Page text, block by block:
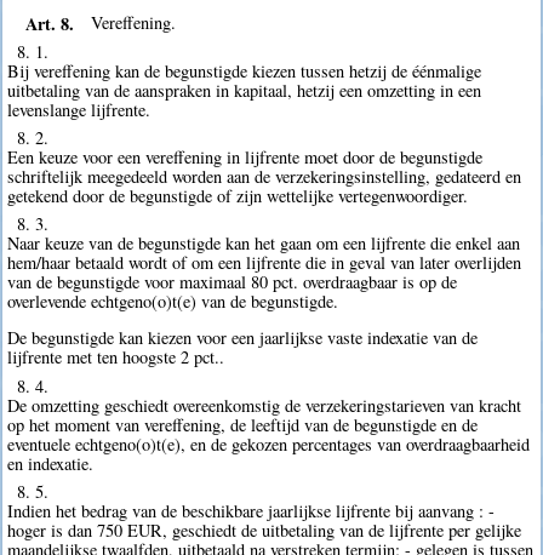
Art. 8.
Vereffening.
8. 1.
Bij vereffening kan de begunstigde kiezen tussen hetzij de éénmalige
uitbetaling van de aanspraken in kapitaal, hetzij een omzetting in een
levenslange lijfrente.
8. 2.
Een keuze voor een vereffening in lijfrente moet door de begunstigde
schriftelijk meegedeeld worden aan de verzekeringsinstelling, gedateerd en
getekend door de begunstigde of zijn wettelijke vertegenwoordiger.
8. 3.
Naar keuze van de begunstigde kan het gaan om een lijfrente die enkel aan
hem/haar betaald wordt of om een lijfrente die in geval van later overlijden
van de begunstigde voor maximaal 80 pct. overdraagbaar is op de
overlevende echtgeno(o)t(e) van de begunstigde.
De begunstigde kan kiezen voor een jaarlijkse vaste indexatie van de
lijfrente met ten hoogste 2 pct..
8. 4.
De omzetting geschiedt overeenkomstig de verzekeringstarieven van kracht
op het moment van vereffening, de leeftijd van de begunstigde en de
eventuele echtgeno(o)t(e), en de gekozen percentages van overdraagbaarheid
en indexatie.
8. 5.
Indien het bedrag van de beschikbare jaarlijkse lijfrente bij aanvang : -
hoger is dan 750 EUR, geschiedt de uitbetaling van de lijfrente per gelijke
maandelijkse twaalfden, uitbetaald na verstreken termijn; - gelegen is tussen